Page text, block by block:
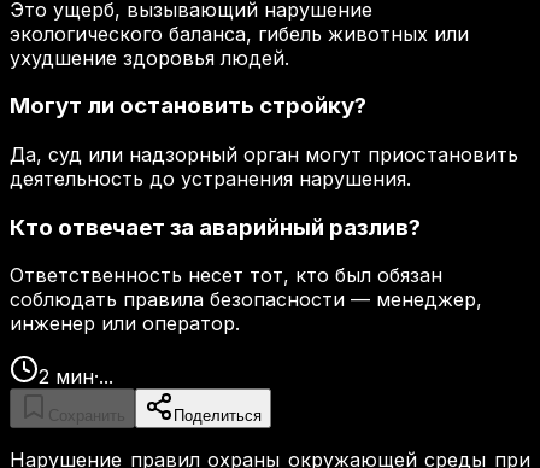
Это ущерб, вызывающий нарушение
экологического баланса, гибель животных или
ухудшение здоровья людей.
Могут ли остановить стройку?
Да, суд или надзорный орган могут приостановить
деятельность до устранения нарушения.
Кто отвечает за аварийный разлив?
Ответственность несет тот, кто был обязан
соблюдать правила безопасности — менеджер,
инженер или оператор.
2 мин·...
Сохранить Поделиться
Нарушение правил охраны окружающей среды при